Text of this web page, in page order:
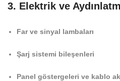
3. Elektrik ve
Far ve sinyal lambaları
Şarj sistemi bileşenleri
Panel göstergeleri ve kablo